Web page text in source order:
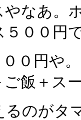
なあ。
００円
００円や
飯＋ス
るのがタ